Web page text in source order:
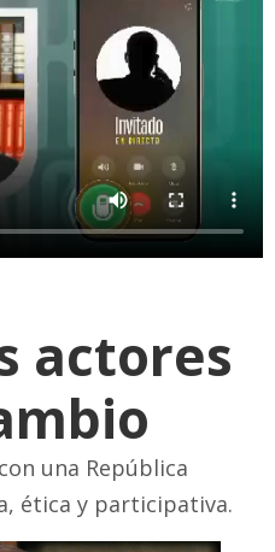
actores
una República
ética y participativa.